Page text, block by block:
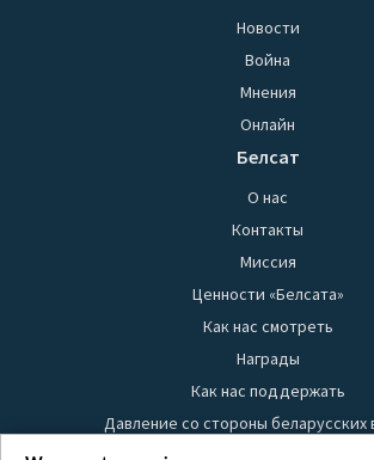
Новости
Война
Мнения
Онлайн
Белсат
О нас
Контакты
Миссия
Ценности «Белсата»
Как нас смотреть
Награды
Как нас поддержать
Давление со стороны беларусских
Правила использования